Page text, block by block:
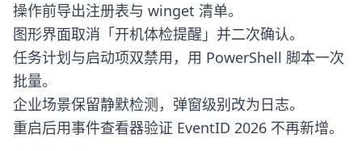
操作前导出注册表与 winget 清单。
图形界面取消「开机体检提醒」并二次确认。
任务计划与启动项双禁用，用 PowerShell 脚本一次
批量。
企业场景保留静默检测，弹窗级别改为日志。
重启后用事件查看器验证 EventID 2026 不再新增。